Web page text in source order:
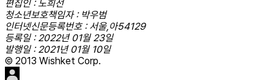
편집인 : 노희선
청소년보호책임자 : 박우범
인터넷신문등록번호 : 서울,아54129
등록일 : 2022년 01월 23일
발행일 : 2021년 01월 10일
© 2013 Wishket Corp.